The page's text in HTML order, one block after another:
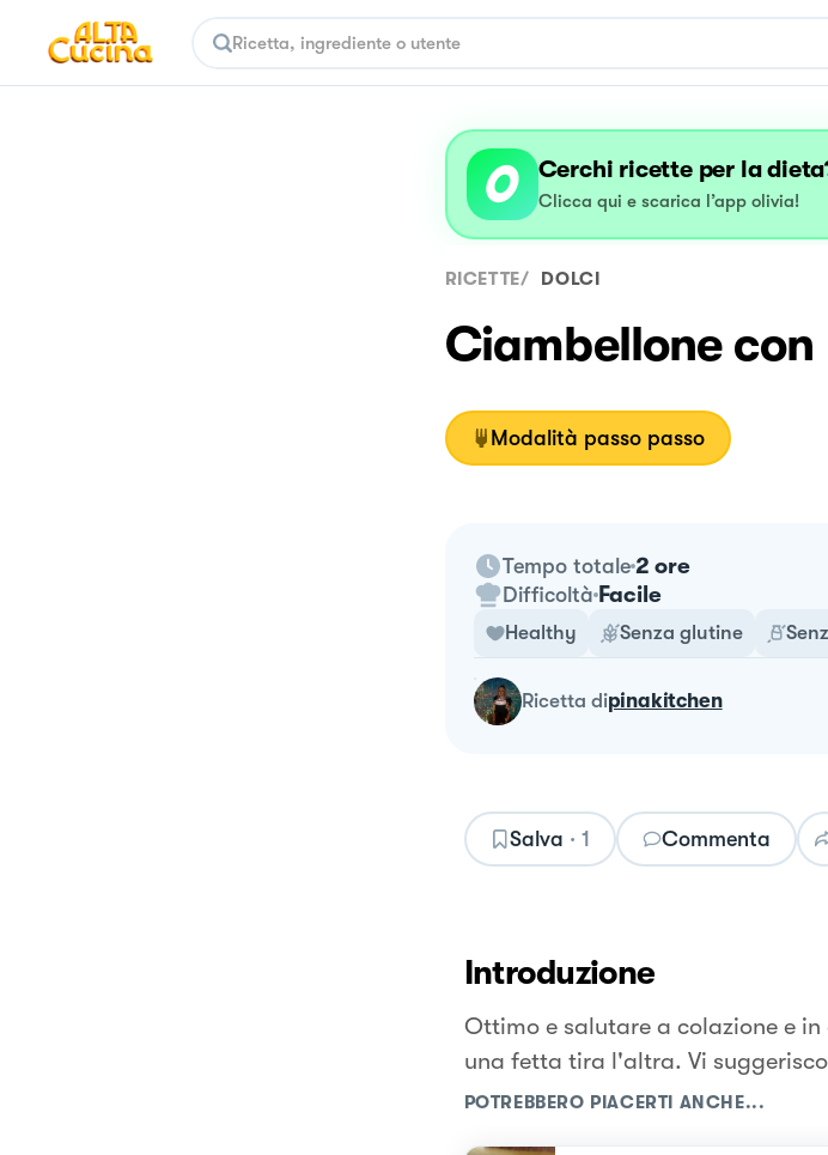
Cerchi ricette per la
Clicca qui e scarica l’app olivia!
RICETTE/ DOLCI
Ciambellone
Modalità passo passo
Tempo totale 2 ore
Difficoltà Facile
Healthy Senza glutine
ricetta dipinakitchen
Salva · 1 Commenta
Introduzione
Ottimo e salutare a colazione e
una fetta tira l'altra. Vi
POTREBBERO PIACERTI ANCHE...